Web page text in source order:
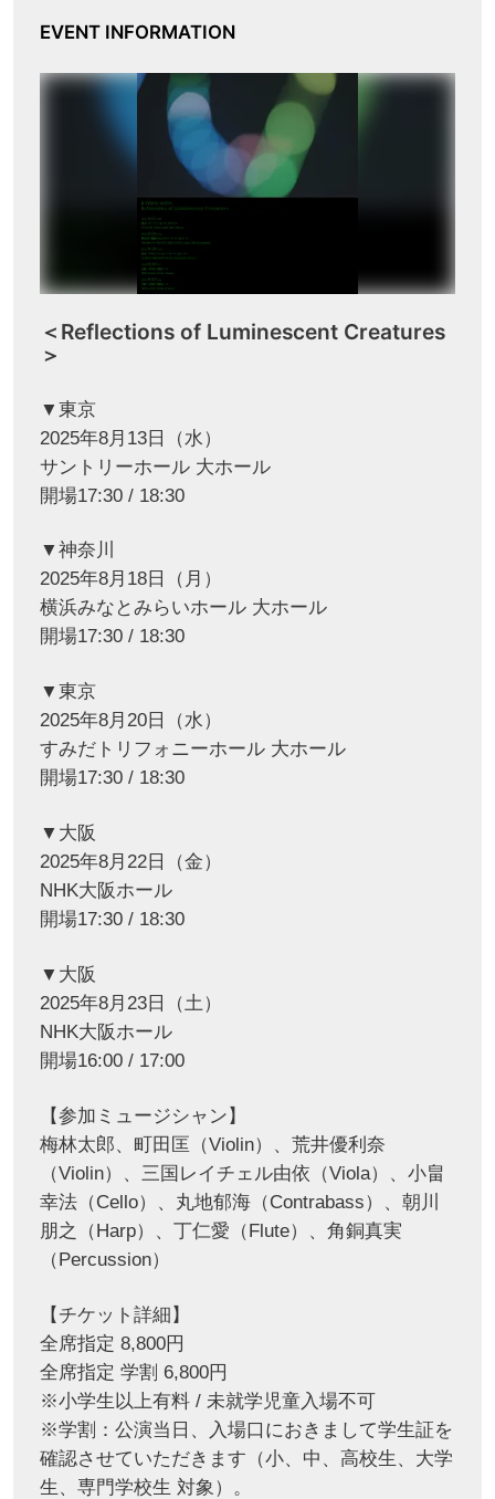
EVENT INFORMATION
＜Reflections of Luminescent Creatures
＞
▼東京
2025年8月13日（水）
サントリーホール 大ホール
開場17:30 / 18:30
▼神奈川
2025年8月18日（月）
横浜みなとみらいホール 大ホール
開場17:30 / 18:30
▼東京
2025年8月20日（水）
すみだトリフォニーホール 大ホール
開場17:30 / 18:30
▼大阪
2025年8月22日（金）
NHK大阪ホール
開場17:30 / 18:30
▼大阪
2025年8月23日（土）
NHK大阪ホール
開場16:00 / 17:00
【参加ミュージシャン】
梅林太郎、町田匡（Violin）、荒井優利奈
（Violin）、三国レイチェル由依（Viola）、小畠
幸法（Cello）、丸地郁海（Contrabass）、朝川
朋之（Harp）、丁仁愛（Flute）、角銅真実
（Percussion）
【チケット詳細】
全席指定 8,800円
全席指定 学割 6,800円
※⼩学⽣以上有料 / 未就学児童⼊場不可
※学割：公演当日、入場口におきまして学生証を
確認させていただきます（小、中、高校生、大学
生、専門学校生 対象）。